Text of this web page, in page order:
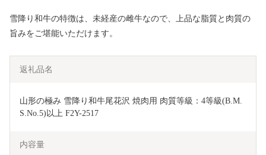
雪降り和牛の特徴は、未経産の雌牛なので、上品な脂質と肉質の
旨みをご堪能いただけます。
返礼品名
山形の極み 雪降り和牛尾花沢 焼肉用 肉質等級：4等級(B.M.
S.No.5)以上 F2Y-2517
内容量